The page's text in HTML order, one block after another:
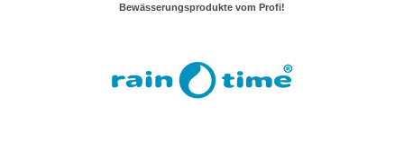
Bewässerungsprodukte vom Profi!